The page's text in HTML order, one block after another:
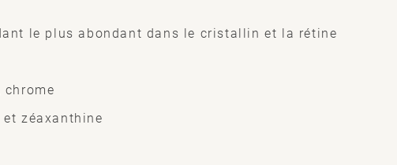
le plus abondant dans le cristallin et la rétine
chrome
zéaxanthine